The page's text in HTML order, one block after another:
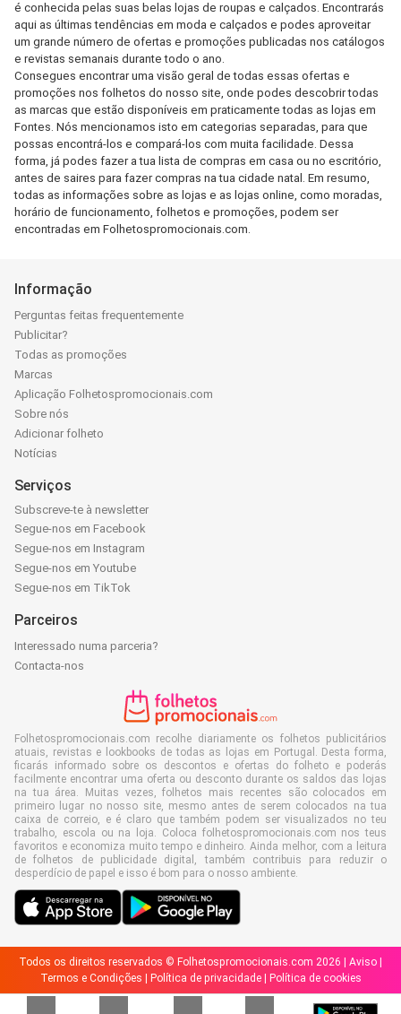
é conhecida pelas suas belas lojas de roupas e calçados. Encontrarás
aqui as últimas tendências em moda e calçados e podes aproveitar
um grande número de ofertas e promoções publicadas nos catálogos
e revistas semanais durante todo o ano.
Consegues encontrar uma visão geral de todas essas ofertas e
promoções nos folhetos do nosso site, onde podes descobrir todas
as marcas que estão disponíveis em praticamente todas as lojas em
Fontes. Nós mencionamos isto em categorias separadas, para que
possas encontrá-los e compará-los com muita facilidade. Dessa
forma, já podes fazer a tua lista de compras em casa ou no escritório,
antes de saires para fazer compras na tua cidade natal. Em resumo,
todas as informações sobre as lojas e as lojas online, como moradas,
horário de funcionamento, folhetos e promoções, podem ser
encontradas em Folhetospromocionais.com.
Informação
Perguntas feitas frequentemente
Publicitar?
Todas as promoções
Marcas
Aplicação Folhetospromocionais.com
Sobre nós
Adicionar folheto
Notícias
Serviços
Subscreve-te à newsletter
Segue-nos em Facebook
Segue-nos em Instagram
Segue-nos em Youtube
Segue-nos em TikTok
Parceiros
Interessado numa parceria?
Contacta-nos
Folhetospromocionais.com recolhe diariamente os folhetos publicitários
atuais, revistas e lookbooks de todas as lojas em Portugal. Desta forma,
ficarás informado sobre os descontos e ofertas do folheto e poderás
facilmente encontrar uma oferta ou desconto durante os saldos das lojas
na tua área. Muitas vezes, folhetos mais recentes são colocados em
primeiro lugar no nosso site, mesmo antes de serem colocados na tua
caixa de correio, e é claro que também podem ser visualizados no teu
trabalho, escola ou na loja. Coloca folhetospromocionais.com nos teus
favoritos e economiza muito tempo e dinheiro. Ainda melhor, com a leitura
de folhetos de publicidade digital, também contribuis para reduzir o
desperdício de papel e isso é bom para o nosso ambiente.
Todos os direitos reservados © Folhetospromocionais.com 2026 | Aviso
Termos e Condições
Política de privacidade| Política de cookies